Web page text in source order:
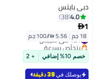
دبي بايتس
4.0
38
1
18 جم |5.56 /⁨/100 جم⁩ #21 في شيبس
بتخلّص بسرعة
#21 في شيبس
خصم 10% إضافي + 2
يوصلك في39 دقيقة